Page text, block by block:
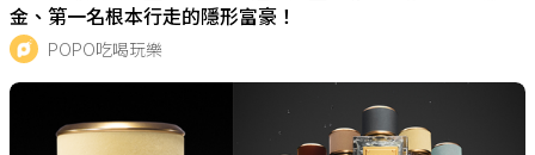
金、第一名根本行走的隱形富豪！
POPO吃喝玩樂